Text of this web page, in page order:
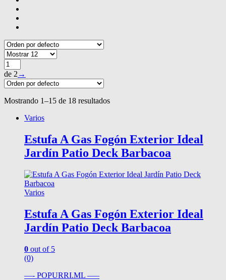
de 2 →
Mostrando 1–15 de 18 resultados
Varios
Estufa A Gas Fogón Exterior Ideal
Jardín Patio Deck Barbacoa
Varios
Estufa A Gas Fogón Exterior Ideal
Jardín Patio Deck Barbacoa
0 out of 5
(0)
—- POPURRI.ML —–